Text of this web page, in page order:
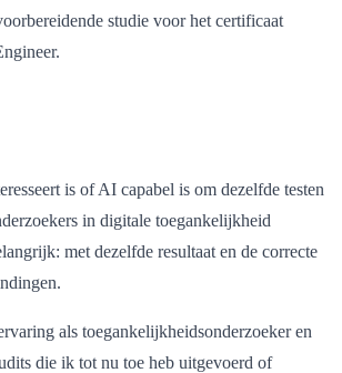
studie voor het certificaat
is of AI capabel is om dezelfde testen
in digitale toegankelijkheid
met dezelfde resultaat en de correcte
als toegankelijkheidsonderzoeker en
die ik tot nu toe heb uitgevoerd of